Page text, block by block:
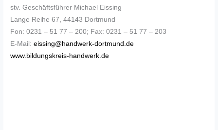
stv. Geschäftsführer Michael Eissing
Lange Reihe 67, 44143 Dortmund
Fon: 0231 – 51 77 – 200; Fax: 0231 – 51 77 – 203
E-Mail:eissing@handwerk-dortmund.de
www.bildungskreis-handwerk.de